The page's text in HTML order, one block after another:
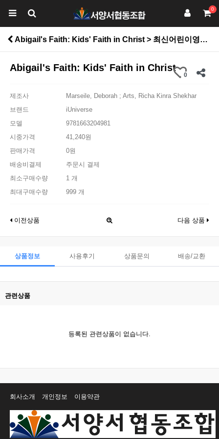
0
Abigail's Faith: Kids' Faith in Christ > 최신어린이영어도서
Abigail's Faith: Kids' Faith in Christ
0
제조사
Marseile, Deborah ; Arts, Richa Kinra Shekhar
브랜드
iUniverse
모델
9781663204981
시중가격
41,240원
판매가격
0원
배송비결제
주문시 결제
최소구매수량
1 개
최대구매수량
999 개
이전상품 다음 상품
상품정보 사용후기 상품문의 배송/교환
관련상품
등록된 관련상품이 없습니다.
회사소개 개인정보 이용약관